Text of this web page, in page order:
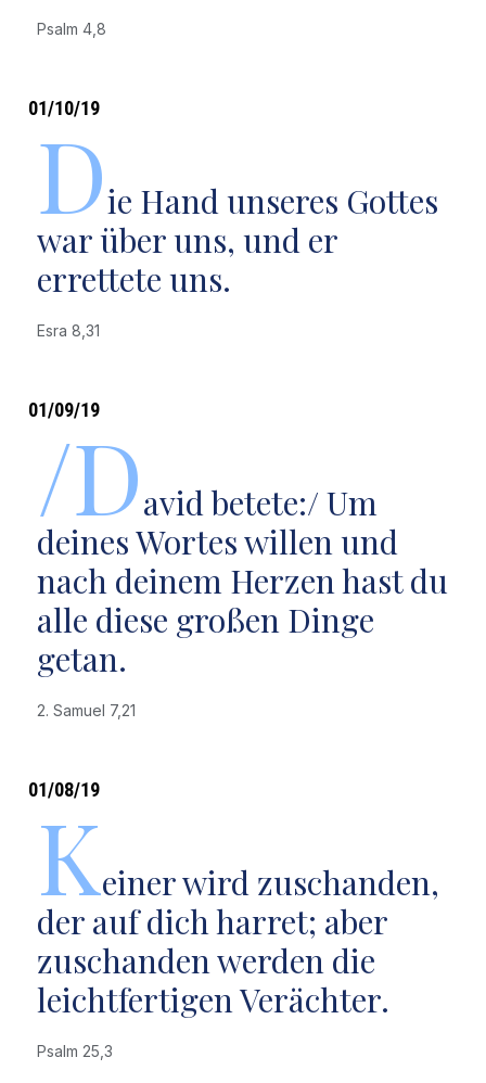
Psalm 4,8
01/10/19
Die Hand unseres Gottes
war über uns, und er
errettete uns.
Esra 8,31
01/09/19
/David betete:/ Um
deines Wortes willen und
nach deinem Herzen hast du
alle diese großen Dinge
getan.
2. Samuel 7,21
01/08/19
Keiner wird zuschanden,
der auf dich harret; aber
zuschanden werden die
leichtfertigen Verächter.
Psalm 25,3